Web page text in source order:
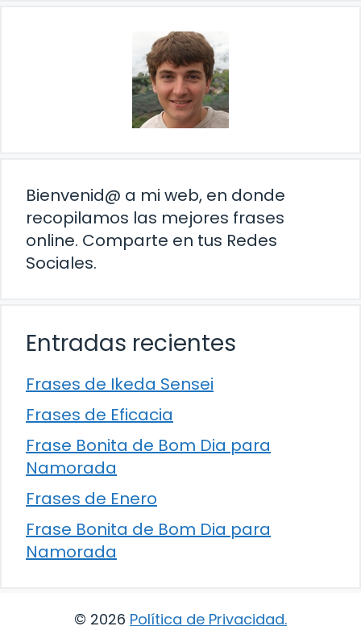
Bienvenid@ a mi web, en donde
recopilamos las mejores frases
online. Comparte en tus Redes
Sociales.
Entradas recientes
Frases de Ikeda Sensei
Frases de Eficacia
Frase Bonita de Bom Dia para
Namorada
Frases de Enero
Frase Bonita de Bom Dia para
Namorada
© 2026 Política de Privacidad.